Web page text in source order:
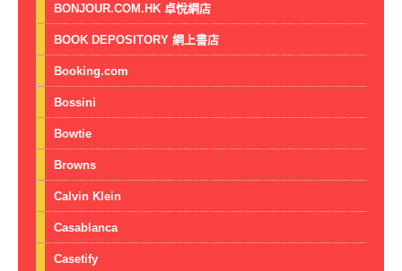
BONJOUR.COM.HK 卓悅網店
BOOK DEPOSITORY 網上書店
Booking.com
Bossini
Bowtie
Browns
Calvin Klein
Casablanca
Casetify